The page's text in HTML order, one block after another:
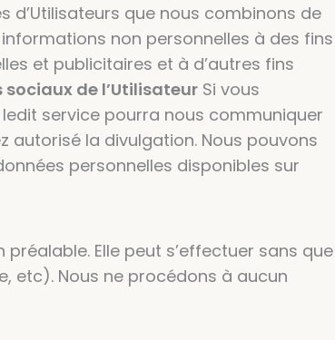
que nous combinons de
non personnelles à des fins
et publicitaires et à d’autres fins
de l’Utilisateur Si vous
service pourra nous communiquer
la divulgation. Nous pouvons
personnelles disponibles sur
Elle peut s’effectuer sans que
etc). Nous ne procédons à aucun